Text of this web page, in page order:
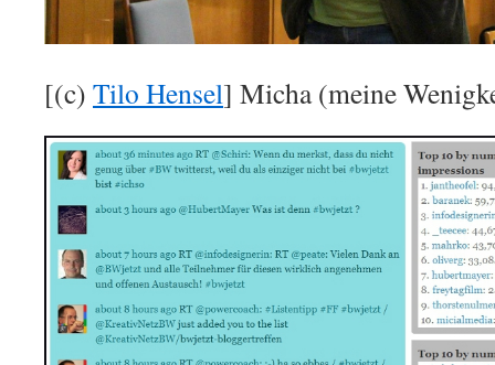
[(c) Tilo Hensel] Micha (meine